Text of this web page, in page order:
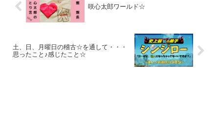
咲心太郎ワールド☆
土、日、月曜日の稽古☆を通して・・・
思ったこと♪感じたこと☆